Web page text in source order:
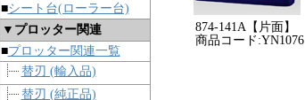
■シート台(ローラー台)
▼プロッター関連
■プロッター関連一覧
替刃 (輸入品)
替刃 (純正品)
874-141A【片面】
商品コード:YN1076